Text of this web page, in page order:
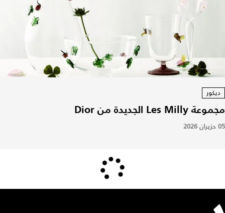
ديكور
مجموعة Les Milly الجديدة من Dior
05 حزيران 2026